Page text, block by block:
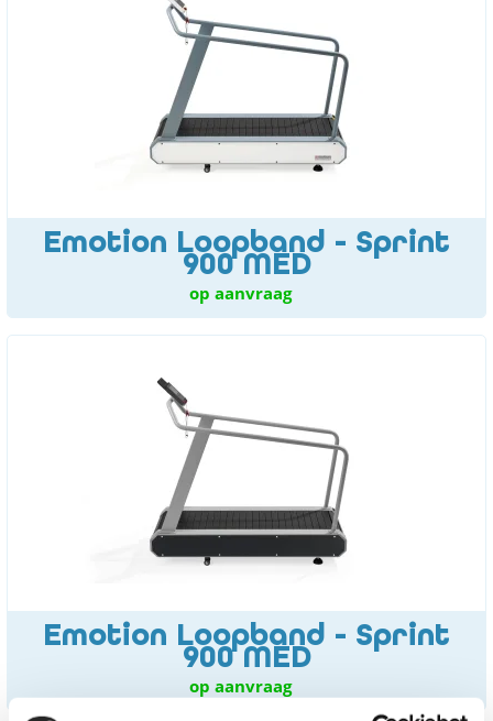
Emotion Loopband - Sprint
900 MED
op aanvraag
Emotion Loopband - Sprint
900 MED
op aanvraag